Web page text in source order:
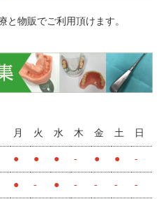
物販でご利用頂けます。
月 火 水 木 金 土 日
● ● ● - ● ● -
● - ● - - - -